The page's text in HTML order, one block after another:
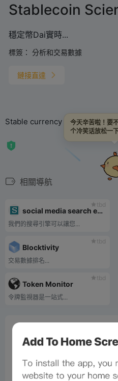
Stablecoin
穩定幣Dai實時...
標簽： 分析和交易數據
鏈接直達
Stable currency Dai real-time
相關導航
tbd
social media search engine
我們的搜尋引擎可以讓您...
tbd
Blocktivity
交易數據排名...
tbd
Token Monitor
令牌監視器是一站式...
tbd
今天辛苦啦！要
个冷笑话放松一